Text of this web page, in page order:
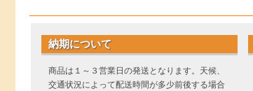
納期について
商品は１～３営業日の発送となります。天候、
交通状況によって配送時間が多少前後する場合